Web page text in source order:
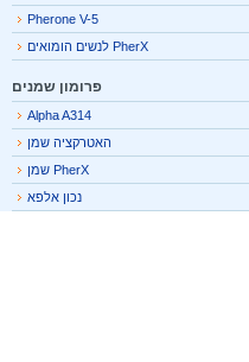
Pherone V-5
PherX לנשים הומואים
פרומון שמנים
Alpha A314
האטרקציה שמן
PherX שמן
נכון אלפא